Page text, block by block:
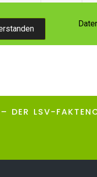
DER LSV-